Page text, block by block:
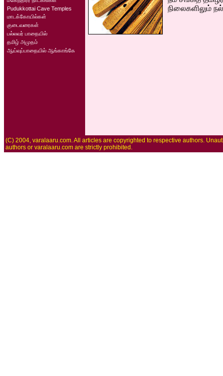
Pudukkottai Cave Temples
மாடக்கோயில்கள்
குடைவரைகள்
பல்லவர் பாதையில்
தமிழ் அமுதம்
ஆய்வுப்பாதையில் ஆங்காங்கே
நிலைகளிலும்
(C) 2004, varalaaru.com. All articles are copyrighted to respective authors.
authors or varalaaru.com are strictly prohibited.